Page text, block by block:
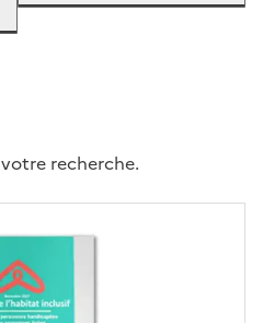
recherche.